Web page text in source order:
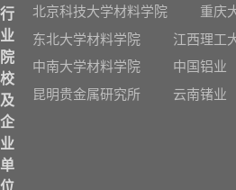
行
业
院
校
及
企
业
单
北京科技大学材料学院
重庆
东北大学材料学院
江西理工
中南大学材料学院
中国铝业
昆明贵金属研究所
云南锗业